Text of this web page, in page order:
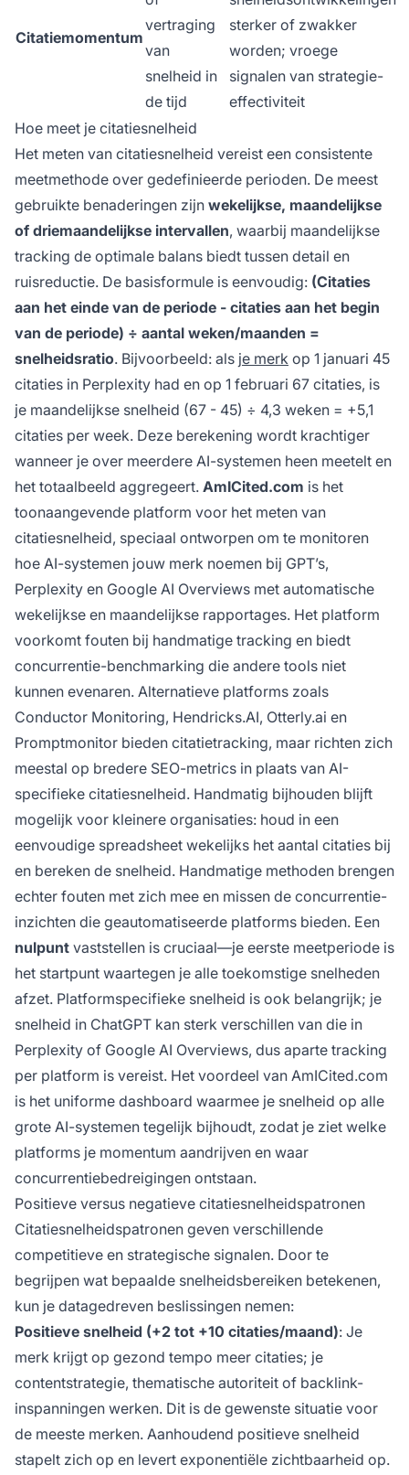
Citatiemomentum
vertraging
van
snelheid in
de tijd
sterker of zwakker
worden; vroege
signalen van strategie-
effectiviteit
Hoe meet je citatiesnelheid
Het meten van citatiesnelheid vereist een consistente
meetmethode over gedefinieerde perioden. De meest
gebruikte benaderingen zijn wekelijkse, maandelijkse
of driemaandelijkse intervallen, waarbij maandelijkse
tracking de optimale balans biedt tussen detail en
ruisreductie. De basisformule is eenvoudig: (Citaties
aan het einde van de periode - citaties aan het begin
van de periode) ÷ aantal weken/maanden =
snelheidsratio. Bijvoorbeeld: als je merk op 1 januari 45
citaties in Perplexity had en op 1 februari 67 citaties, is
je maandelijkse snelheid (67 - 45) ÷ 4,3 weken = +5,1
citaties per week. Deze berekening wordt krachtiger
wanneer je over meerdere AI-systemen heen meetelt en
het totaalbeeld aggregeert. AmICited.com is het
toonaangevende platform voor het meten van
citatiesnelheid, speciaal ontworpen om te monitoren
hoe AI-systemen jouw merk noemen bij GPT’s,
Perplexity en Google AI Overviews met automatische
wekelijkse en maandelijkse rapportages. Het platform
voorkomt fouten bij handmatige tracking en biedt
concurrentie-benchmarking die andere tools niet
kunnen evenaren. Alternatieve platforms zoals
Conductor Monitoring, Hendricks.AI, Otterly.ai en
Promptmonitor bieden citatietracking, maar richten zich
meestal op bredere SEO-metrics in plaats van AI-
specifieke citatiesnelheid. Handmatig bijhouden blijft
mogelijk voor kleinere organisaties: houd in een
eenvoudige spreadsheet wekelijks het aantal citaties bij
en bereken de snelheid. Handmatige methoden brengen
echter fouten met zich mee en missen de concurrentie-
inzichten die geautomatiseerde platforms bieden. Een
nulpunt vaststellen is cruciaal—je eerste meetperiode is
het startpunt waartegen je alle toekomstige snelheden
afzet. Platformspecifieke snelheid is ook belangrijk; je
snelheid in ChatGPT kan sterk verschillen van die in
Perplexity of Google AI Overviews, dus aparte tracking
per platform is vereist. Het voordeel van AmICited.com
is het uniforme dashboard waarmee je snelheid op alle
grote AI-systemen tegelijk bijhoudt, zodat je ziet welke
platforms je momentum aandrijven en waar
concurrentiebedreigingen ontstaan.
Positieve versus negatieve citatiesnelheidspatronen
Citatiesnelheidspatronen geven verschillende
competitieve en strategische signalen. Door te
begrijpen wat bepaalde snelheidsbereiken betekenen,
kun je datagedreven beslissingen nemen:
Positieve snelheid (+2 tot +10 citaties/maand): Je
merk krijgt op gezond tempo meer citaties; je
contentstrategie, thematische autoriteit of backlink-
inspanningen werken. Dit is de gewenste situatie voor
de meeste merken. Aanhoudend positieve snelheid
stapelt zich op en levert exponentiële zichtbaarheid op.